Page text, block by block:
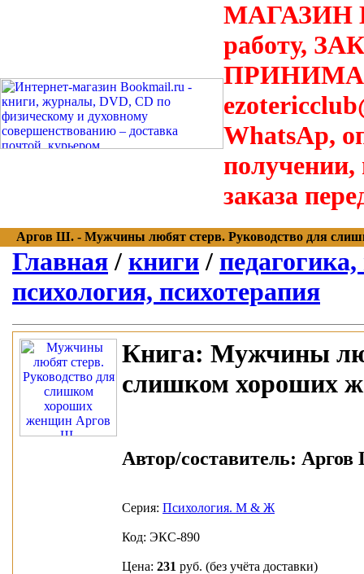
МАГАЗИН
работу,
WhatsAp,
получении,
заказа
Аргов Ш. - Мужчины любят стерв. Руководство для
Главная / книги /
психология, психотерапия
Книга: Мужчины
слишком хороших
Автор/составитель:
Серия: Психология. М & Ж
Код: ЭКС-890
Цена: 231 руб. (без учёта доставки)